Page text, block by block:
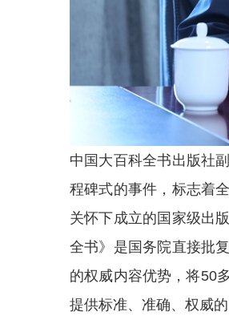
中国大百科全书出版社
程碑式的事件，标志着
关怀下成立的国家级出
全书》是国务院直接批
的权威内容优势，将50
提供标准、准确、权威的